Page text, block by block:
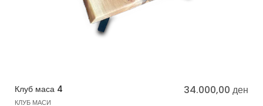
Клуб маса 4
КЛУБ МАСИ
34.000,00 ден